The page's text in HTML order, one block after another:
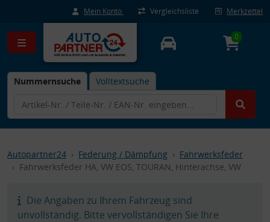
Mein Konto Vergleichsliste Merkzettel
Nummernsuche Volltextsuche
0
Autopartner24 Federung / Dämpfung
Fahrwerksfeder
Fahrwerksfeder HA, VW EOS, TOURAN, Hinterachse, VW
Die Angaben zu Ihrem Fahrzeug sind
unvollständig. Bitte vervollständigen Sie Ihre